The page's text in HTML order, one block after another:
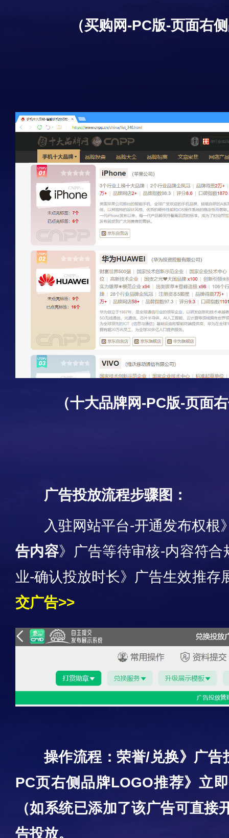
（买购网-PC版-页面右
（十大品牌网-PC版-页面
广告投放流程步骤图：
入驻网站平台-开通发布权根
告内容》广告等待审核-内容符
业-确认投放时长》广告生效推存
交广告>>
操作流程：荣誉/兑换》广告
PC页右侧品牌LOGO推荐》立
（如系统已添加了该广告可直接
告投放。